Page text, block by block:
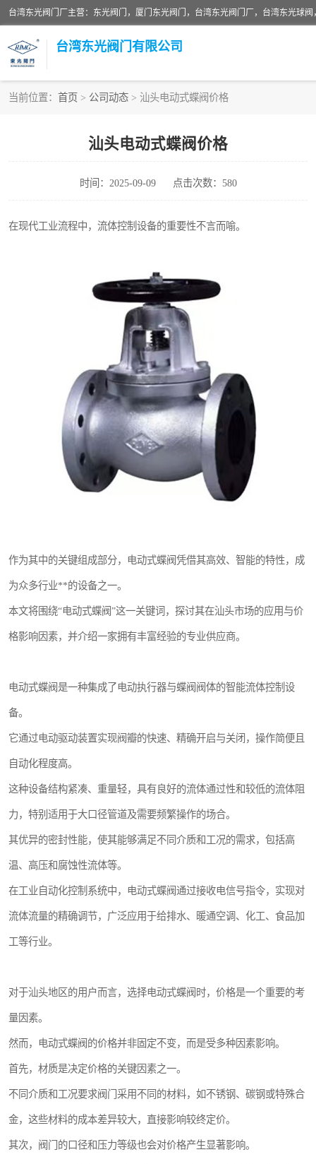
台湾东光阀门厂主营：东光阀门，厦门东光阀门，台湾东光阀门厂，台湾东光球
台湾东光阀门有限公司
当前位置： 首页 > 公司动态 > 汕头电动式蝶阀价格
汕头电动式蝶阀价格
时间：2025-09-09 点击次数：580
在现代工业流程中，流体控制设备的重要性不言而喻。
作为其中的关键组成部分，电动式蝶阀凭借其高效、智能的特性，成
为众多行业**的设备之一。
本文将围绕“电动式蝶阀”这一关键词，探讨其在汕头市场的应用与价
格影响因素，并介绍一家拥有丰富经验的专业供应商。
电动式蝶阀是一种集成了电动执行器与蝶阀阀体的智能流体控制设
备。
它通过电动驱动装置实现阀瓣的快速、精确开启与关闭，操作简便且
自动化程度高。
这种设备结构紧凑、重量轻，具有良好的流体通过性和较低的流体阻
力，特别适用于大口径管道及需要频繁操作的场合。
其优异的密封性能，使其能够满足不同介质和工况的需求，包括高
温、高压和腐蚀性流体等。
在工业自动化控制系统中，电动式蝶阀通过接收电信号指令，实现对
流体流量的精确调节，广泛应用于给排水、暖通空调、化工、食品加
工等行业。
对于汕头地区的用户而言，选择电动式蝶阀时，价格是一个重要的考
量因素。
然而，电动式蝶阀的价格并非固定不变，而是受多种因素影响。
首先，材质是决定价格的关键因素之一。
不同介质和工况要求阀门采用不同的材料，如不锈钢、碳钢或特殊合
金，这些材料的成本差异较大，直接影响较终定价。
其次，阀门的口径和压力等级也会对价格产生显著影响。
东光升杆式闸阀
东光疏水阀
东光电动阀